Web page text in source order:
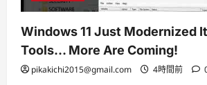
Windows 11 Just Modernized
Tools… More Are Coming!
pikakichi2015@gmail.com 4時間前